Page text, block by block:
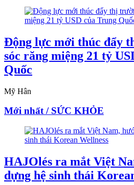
Động lực mới thúc đẩy
sóc răng miệng 21 tỷ
Quốc
Mỹ Hân
Mới nhất / SỨC KHỎE
HAJOlés ra mắt Việt
dựng hệ sinh thái